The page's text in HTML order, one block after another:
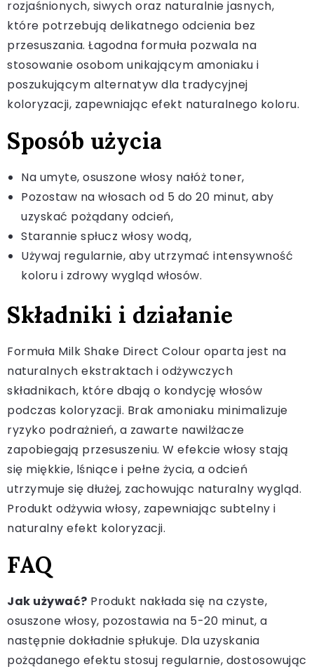
rozjaśnionych, siwych oraz naturalnie jasnych,
które potrzebują delikatnego odcienia bez
przesuszania. Łagodna formuła pozwala na
stosowanie osobom unikającym amoniaku i
poszukującym alternatyw dla tradycyjnej
koloryzacji, zapewniając efekt naturalnego koloru.
Sposób użycia
Na umyte, osuszone włosy nałóż toner,
Pozostaw na włosach od 5 do 20 minut, aby
uzyskać pożądany odcień,
Starannie spłucz włosy wodą,
Używaj regularnie, aby utrzymać intensywność
koloru i zdrowy wygląd włosów.
Składniki i działanie
Formuła Milk Shake Direct Colour oparta jest na
naturalnych ekstraktach i odżywczych
składnikach, które dbają o kondycję włosów
podczas koloryzacji. Brak amoniaku minimalizuje
ryzyko podrażnień, a zawarte nawilżacze
zapobiegają przesuszeniu. W efekcie włosy stają
się miękkie, lśniące i pełne życia, a odcień
utrzymuje się dłużej, zachowując naturalny wygląd.
Produkt odżywia włosy, zapewniając subtelny i
naturalny efekt koloryzacji.
FAQ
Jak używać? Produkt nakłada się na czyste,
osuszone włosy, pozostawia na 5-20 minut, a
następnie dokładnie spłukuje. Dla uzyskania
pożądanego efektu stosuj regularnie, dostosowując